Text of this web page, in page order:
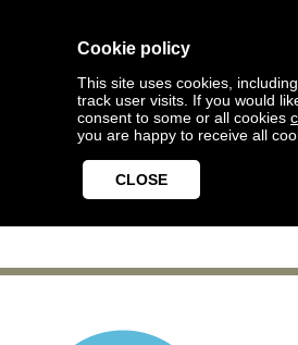
Cookie policy
This site uses cookies,
track user visits. If you would
consent to some or all cookies
you are happy to receive all
CLOSE